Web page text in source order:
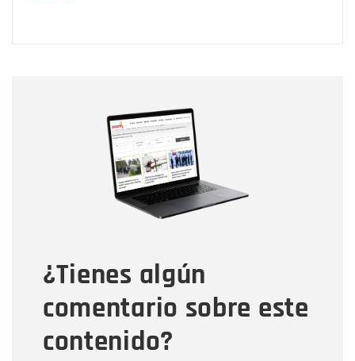
¿Tienes algún
comentario sobre este
contenido?
Correo electrónico
Tipo de comentario
Mensaje